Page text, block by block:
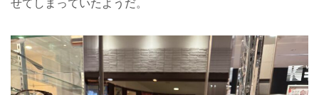
せてしまっていたようだ。